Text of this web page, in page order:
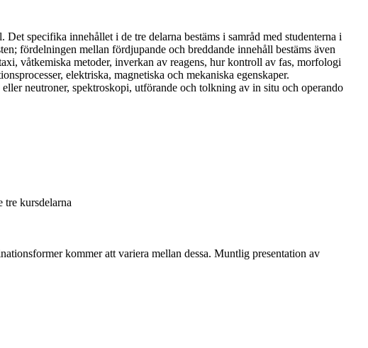
specifika innehållet i de tre delarna bestäms i samråd med studenterna i
fördelningen mellan fördjupande och breddande innehåll bestäms även
våtkemiska metoder, inverkan av reagens, hur kontroll av fas, morfologi
elektriska, magnetiska och mekaniska egenskaper.
neutroner, spektroskopi, utförande och tolkning av in situ och operando
tre kursdelarna
kommer att variera mellan dessa. Muntlig presentation av